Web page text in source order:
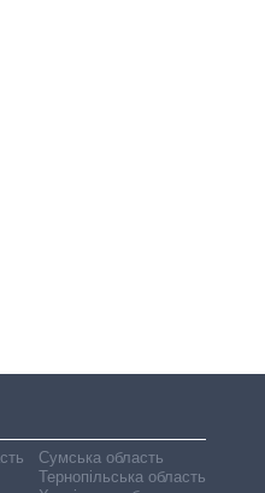
Сумська область
Тернопільська область